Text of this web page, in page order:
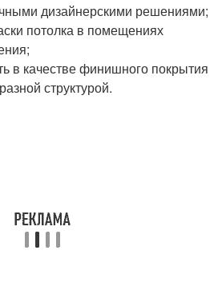
дизайнерскими решениями;
потолка в помещениях
в качестве финишного покрытия
структурой.